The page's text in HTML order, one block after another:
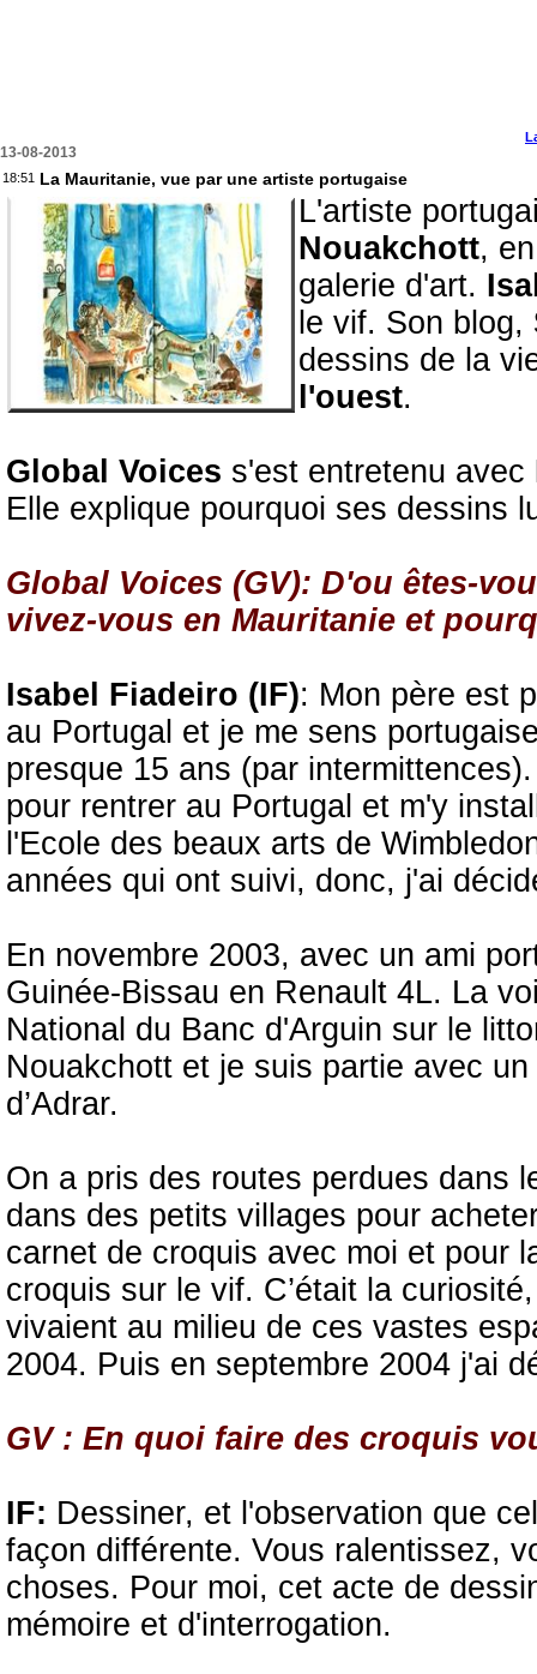
13-08-2013
18:51 La Mauritanie, vue par une artiste portugaise
L'artiste
Nouakchott,
galerie d'art.
le vif. Son blog,
dessins de la
l'ouest.
Global Voices s'est entretenu avec
Elle explique pourquoi ses dessins
Global Voices (GV): D'ou êtes-
vivez-vous en Mauritanie et
Isabel Fiadeiro (IF): Mon père est
au Portugal et je me sens
presque 15 ans (par
pour rentrer au Portugal et m'y
l'Ecole des beaux arts de
années qui ont suivi, donc, j'ai
En novembre 2003, avec un ami
Guinée-Bissau en Renault 4L. La
National du Banc d'Arguin sur le
Nouakchott et je suis partie avec
d’Adrar.
On a pris des routes perdues dans
dans des petits villages pour
carnet de croquis avec moi et pour
croquis sur le vif. C’était la
vivaient au milieu de ces vastes
2004. Puis en septembre 2004 j'ai
GV : En quoi faire des croquis
IF: Dessiner, et l'observation que
façon différente. Vous ralentissez,
choses. Pour moi, cet acte de
mémoire et d'interrogation.